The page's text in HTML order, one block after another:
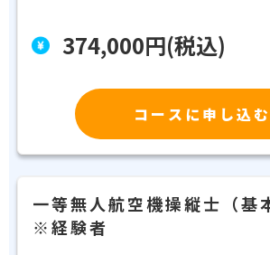
374,000円(税込)
コースに申し込む
一等無人航空機操縦士（基
※経験者